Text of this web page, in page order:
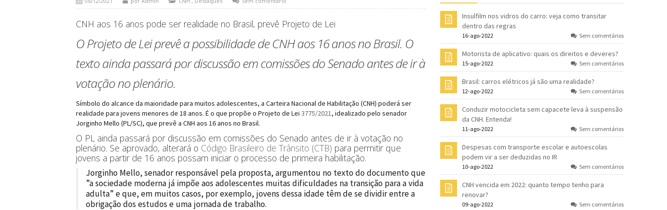
CNH aos 16 anos pode ser realidade no Brasil, prevê Projeto de Lei
O Projeto de Lei prevê a possibilidade de CNH aos 16 anos no Brasil. O
texto ainda passará por discussão em comissões do Senado antes de ir à
votação no plenário.
Símbolo do alcance da maioridade para muitos adolescentes, a Carteira Nacional de Habilitação (CNH) poderá ser
realidade para jovens menores de 18 anos. É o que propõe o Projeto de Lei 3775/2021, idealizado pelo senador
Jorginho Mello (PL/SC), que prevê a CNH aos 16 anos no Brasil.
O PL ainda passará por discussão em comissões do Senado antes de ir à votação no
plenário. Se aprovado, alterará o Código Brasileiro de Trânsito (CTB) para permitir que
jovens a partir de 16 anos possam iniciar o processo de primeira habilitação.
Jorginho Mello, senador responsável pela proposta, argumentou no texto do documento que
”a sociedade moderna já impõe aos adolescentes muitas dificuldades na transição para a vida
adulta” e que, em muitos casos, por exemplo, jovens dessa idade têm de se dividir entre a
obrigação dos estudos e uma jornada de trabalho.
Insulfilm nos vidros do carro: veja como transitar
dentro das regras
16-ago-2022 Sem comentários
Motorista de aplicativo: quais os direitos e deveres?
15-ago-2022 Sem comentários
Brasil: carros elétricos já são uma realidade?
12-ago-2022 Sem comentários
Conduzir motocicleta sem capacete leva à suspensão
da CNH. Entenda!
11-ago-2022 Sem comentários
Despesas com transporte escolar e autoescolas
podem vir a ser deduzidas no IR
10-ago-2022 Sem comentários
CNH vencida em 2022: quanto tempo tenho para
renovar?
09-ago-2022 Sem comentários